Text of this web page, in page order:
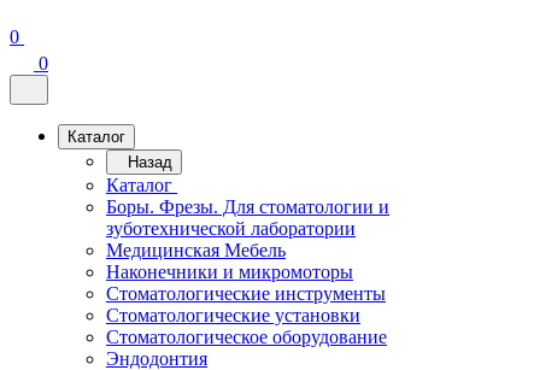
0
0
Каталог
Назад
Каталог
Боры. Фрезы. Для стоматологии и
зуботехнической лаборатории
Медицинская Мебель
Наконечники и микромоторы
Стоматологические инструменты
Стоматологические установки
Стоматологическое оборудование
Эндодонтия